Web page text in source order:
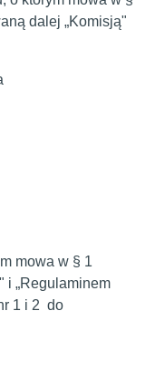
dalej „Komisją"
mowa w § 1
i „Regulaminem
1 i 2 do